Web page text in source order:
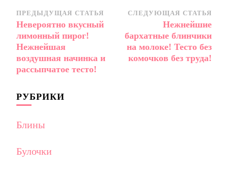
Навигация
по
записям
ПРЕДЫДУЩАЯ СТАТЬЯ
Невероятно вкусный
лимонный пирог!
Нежнейшая
воздушная начинка и
рассыпчатое тесто!
СЛЕДУЮЩАЯ СТАТЬЯ
Нежнейшие
бархатные блинчики
на молоке! Тесто без
комочков без труда!
РУБРИКИ
Блины
Булочки